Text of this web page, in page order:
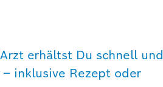
erhältst Du schnell und
inklusive Rezept oder